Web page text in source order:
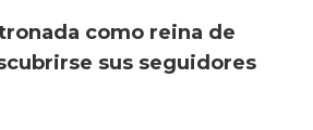
como reina de
sus seguidores